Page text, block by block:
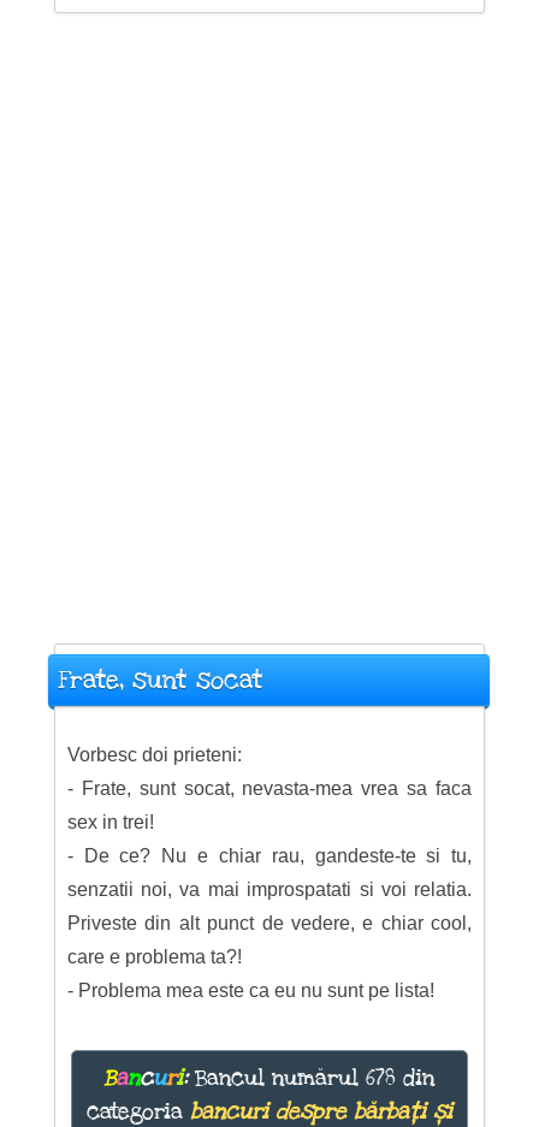
Frate, sunt socat
Vorbesc doi prieteni:
- Frate, sunt socat, nevasta-mea vrea sa faca
sex in trei!
- De ce? Nu e chiar rau, gandeste-te si tu,
senzatii noi, va mai improspatati si voi relatia.
Priveste din alt punct de vedere, e chiar cool,
care e problema ta?!
- Problema mea este ca eu nu sunt pe lista!
Bancuri:Bancul numărul 678 din
categoria bancuri despre bărbați și